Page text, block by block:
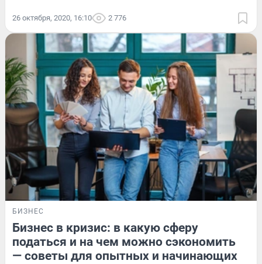
26 октября, 2020, 16:10 2 776
БИЗНЕС
Бизнес в кризис: в какую сферу
податься и на чем можно сэкономить
— советы для опытных и начинающих